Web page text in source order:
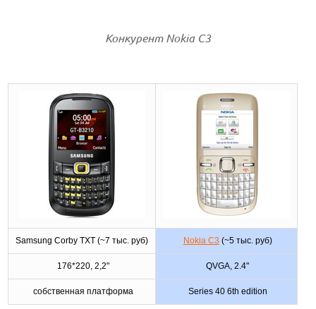
Конкурент Nokia C3
Samsung Corby TXT (~7 тыс. руб) Nokia C3(~5 тыс. руб)
176*220, 2,2" QVGA, 2.4"
собственная платформа Series 40 6th edition